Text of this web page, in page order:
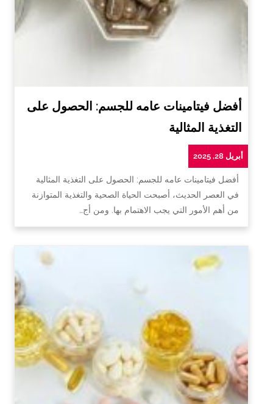
أفضل فيتامينات عامه للجسم: الحصول على
التغذية المثالية
أبريل 28, 2025
أفضل فيتامينات عامه للجسم: الحصول على التغذية المثالية
في العصر الحديث، أصبحت الحياة الصحية والتغذية المتوازنة
من أهم الأمور التي يجب الاهتمام بها. ومن أج…